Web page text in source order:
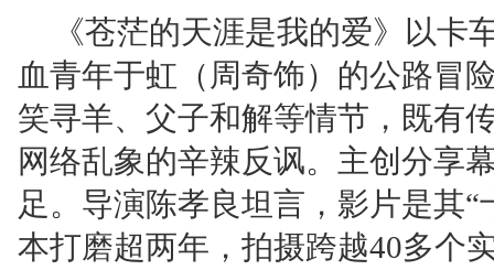
《苍茫的天涯是我的爱》以卡
血青年于虹（周奇饰）的公路冒
笑寻羊、父子和解等情节，既有
网络乱象的辛辣反讽。主创分享
足。导演陈孝良坦言，影片是其
本打磨超两年，拍摄跨越40多个